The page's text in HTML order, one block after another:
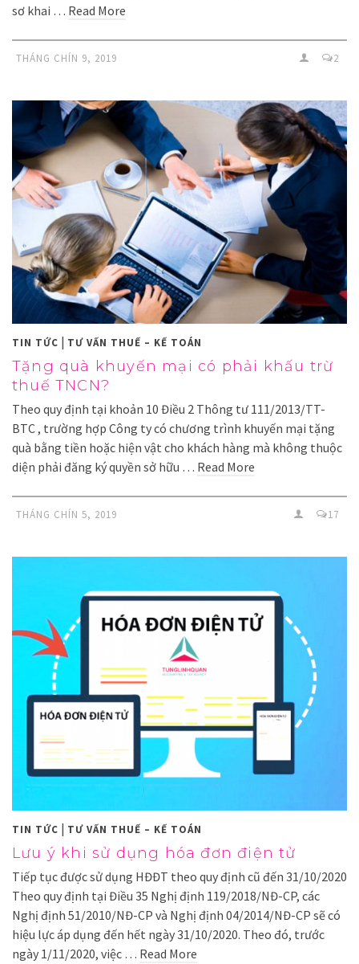
sơ khai … Read More
THÁNG CHÍN 9, 2019 2
TIN TỨC | TƯ VẤN THUẾ – KẾ TOÁN
Tặng quà khuyến mại có phải khấu trừ
thuế TNCN?
Theo quy định tại khoản 10 Điều 2 Thông tư 111/2013/TT-
BTC , trường hợp Công ty có chương trình khuyến mại tặng
quà bằng tiền hoặc hiện vật cho khách hàng mà không thuộc
diện phải đăng ký quyền sở hữu … Read More
THÁNG CHÍN 5, 2019 17
TIN TỨC | TƯ VẤN THUẾ – KẾ TOÁN
Lưu ý khi sử dụng hóa đơn điện tử
Tiếp tục được sử dụng HĐĐT theo quy định cũ đến 31/10/2020
Theo quy định tại Điều 35 Nghị định 119/2018/NĐ-CP, các
Nghị định 51/2010/NĐ-CP và Nghị định 04/2014/NĐ-CP sẽ có
hiệu lực áp dụng đến hết ngày 31/10/2020. Theo đó, trước
ngày 1/11/2020, việc … Read More